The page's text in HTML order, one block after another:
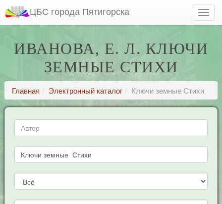
ЦБС города Пятигорска
ИВАНОВА, Е. Л. КЛЮЧИ
ЗЕМНЫЕ СТИХИ
Главная Электронный каталог Ключи земные Стихи